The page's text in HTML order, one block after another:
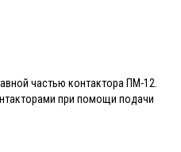
частью контактора ПМ-12.
при помощи подачи